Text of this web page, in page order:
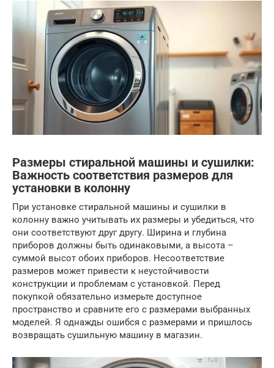
Размеры стиральной машины и сушилки:
Важность соответствия размеров для
установки в колонну
При установке стиральной машины и сушилки в
колонну важно учитывать их размеры и убедиться, что
они соответствуют друг другу. Ширина и глубина
приборов должны быть одинаковыми, а высота –
суммой высот обоих приборов. Несоответствие
размеров может привести к неустойчивости
конструкции и проблемам с установкой. Перед
покупкой обязательно измерьте доступное
пространство и сравните его с размерами выбранных
моделей. Я однажды ошибся с размерами и пришлось
возвращать сушильную машину в магазин.